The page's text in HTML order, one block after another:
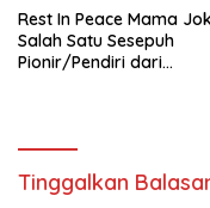
Rest In Peace Mama
Salah Satu Sesepuh
Pionir/Pendiri dari
Kasih Allah.
Tinggalkan